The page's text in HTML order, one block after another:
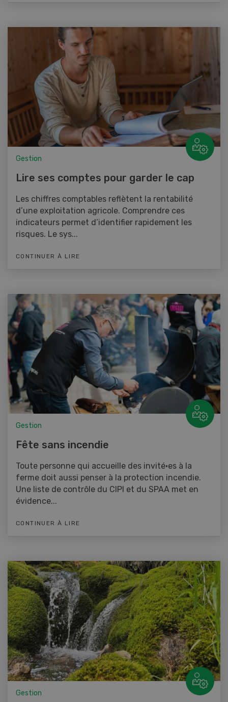
Gestion
Lire ses comptes pour garder le cap
Les chiffres comptables reflètent la rentabilité
d’une exploitation agricole. Comprendre ces
indicateurs permet d’identifier rapidement les
risques. Le sys...
CONTINUER À LIRE
Gestion
Fête sans incendie
Toute personne qui accueille des invité·es à la
ferme doit aussi penser à la protection incendie.
Une liste de contrôle du CIPI et du SPAA met en
évidence...
CONTINUER À LIRE
Gestion